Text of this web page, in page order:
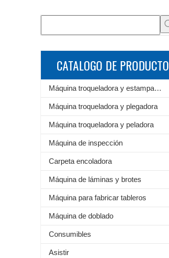
CATALOGO DE PRODUCTO
Máquina troqueladora y estampadora de láminas
Máquina troqueladora y plegadora
Máquina troqueladora y peladora
Máquina de inspección
Carpeta encoladora
Máquina de láminas y brotes
Máquina para fabricar tableros
Máquina de doblado
Consumibles
Asistir